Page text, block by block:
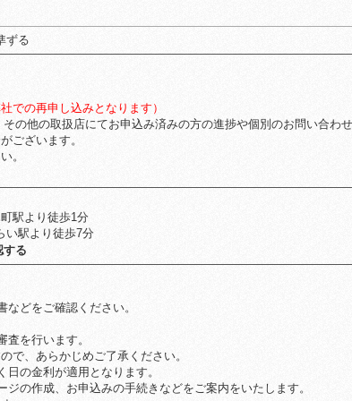
ずる
での再申し込みとなります）
の他の取扱店にてお申込み済みの方の進捗や個別のお問い合わせ
ございます。
。
駅より徒歩1分
い駅より徒歩7分
する
どをご確認ください。
を行います。
で、あらかじめご了承ください。
の金利が適用となります。
の作成、お申込みの手続きなどをご案内をいたします。